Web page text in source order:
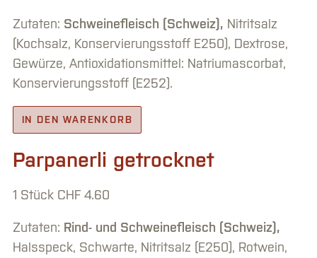
Zutaten: Schweinefleisch (Schweiz), Nitritsalz
(Kochsalz, Konservierungsstoff E250), Dextrose,
Gewürze, Antioxidationsmittel: Natriumascorbat,
Konservierungsstoff (E252).
IN DEN WARENKORB
Parpanerli getrocknet
1 Stück CHF4.60
Zutaten: Rind- und Schweinefleisch (Schweiz),
Halsspeck, Schwarte, Nitritsalz (E250), Rotwein,